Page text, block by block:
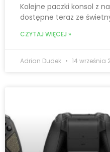
Kolejne paczki konsol z
dostępne teraz ze
CZYTAJ WIĘCEJ »
Adrian Dudek 14 września